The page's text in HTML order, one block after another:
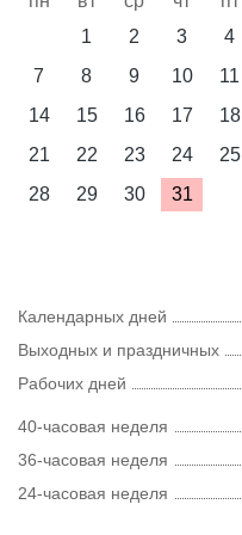
1
2 3 4
7
8 9 10 11
14
15 16 17 18
21
22 23 24 25
28
29 30 31
Календарных дней
Выходных и праздничных
Рабочих дней
40-часовая неделя
36-часовая неделя
24-часовая неделя